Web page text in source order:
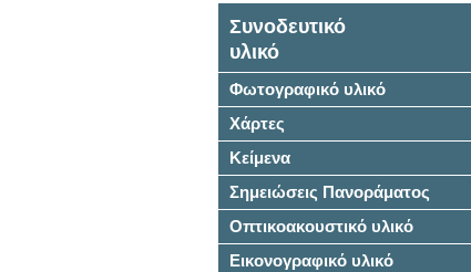
Συνοδευτικό
υλικό
Φωτογραφικό υλικό
Χάρτες
Κείμενα
Σημειώσεις Πανοράματος
Οπτικοακουστικό υλικό
Εικονογραφικό υλικό